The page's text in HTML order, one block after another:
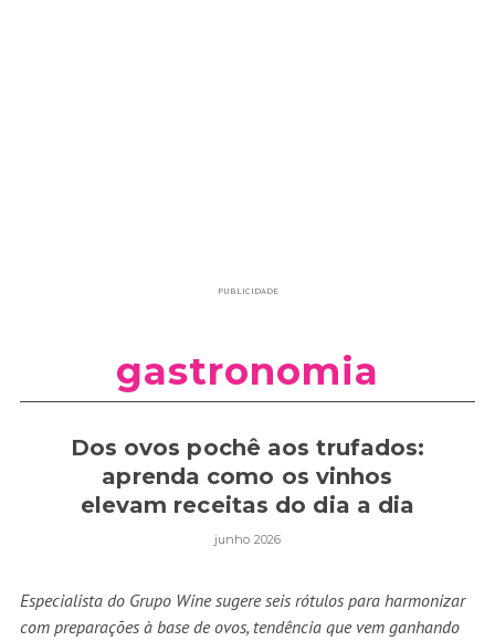
PUBLICIDADE
gastronomia
Dos ovos pochê aos trufados:
aprenda como os vinhos
elevam receitas do dia a dia
junho 2026
Especialista do Grupo Wine sugere seis rótulos para harmonizar
com preparações à base de ovos, tendência que vem ganhando